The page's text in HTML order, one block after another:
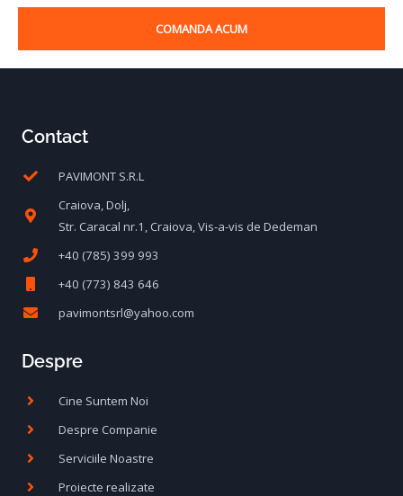
COMANDA ACUM
Contact
PAVIMONT S.R.L
Craiova, Dolj,
Str. Caracal nr.1, Craiova, Vis-a-vis de Dedeman
+40 (785) 399 993
+40 (773) 843 646
pavimontsrl@yahoo.com
Despre
Cine Suntem Noi
Despre Companie
Serviciile Noastre
Proiecte realizate